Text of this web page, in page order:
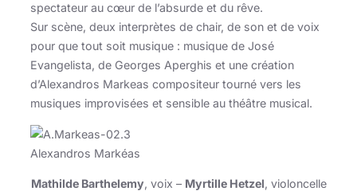
spectateur au cœur de l’absurde et du rêve.
Sur scène, deux interprètes de chair, de son et de voix
pour que tout soit musique : musique de José
Evangelista, de Georges Aperghis et une création
d’Alexandros Markeas compositeur tourné vers les
musiques improvisées et sensible au théâtre musical.
Alexandros Markéas
Mathilde Barthelemy, voix – Myrtille Hetzel, violoncelle